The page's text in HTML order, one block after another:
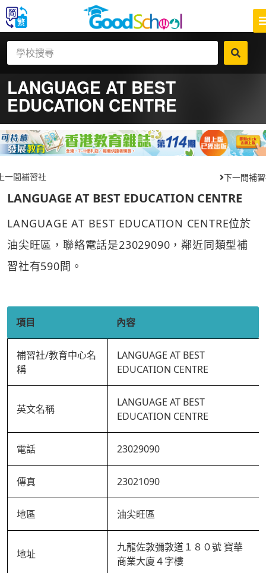
LANGUAGE AT BEST
EDUCATION CENTRE
一間補習社 下一間補
LANGUAGE AT BEST EDUCATION CENTRE
LANGUAGE AT BEST EDUCATION CENTRE位於
油尖旺區，聯絡電話是23029090，鄰近同類型補
習社有590間。
項目 內容
補習社/教育中心名
稱
LANGUAGE AT BEST
EDUCATION CENTRE
英文名稱
LANGUAGE AT BEST
EDUCATION CENTRE
電話 23029090
傳真 23021090
地區 油尖旺區
地址
九龍佐敦彌敦道１８０號 寶華
商業大廈４字樓